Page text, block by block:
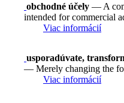
obchodné účely — A
intended for commercial
Viac informácií
usporadúvate,
— Merely changing the
Viac informácií